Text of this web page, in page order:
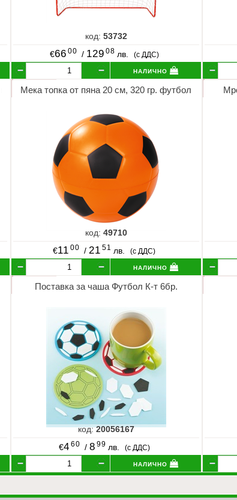
код: 53732
€66 00 / 129 08 лв. (с ДДС)
налично
Мека топка от пяна 20 см, 320 гр. футбол
код: 49710
€11 00 / 21 51 лв. (с ДДС)
налично
Поставка за чаша Футбол К-т 6бр.
код:20056167
€4 60 / 8 99 лв. (с ДДС)
налично